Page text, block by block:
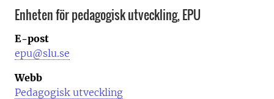
Enheten för pedagogisk utveckling, EPU
E-post
epu@slu.se
Webb
Pedagogisk utveckling